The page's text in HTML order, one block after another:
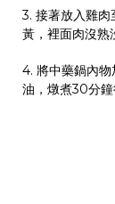
3. 接著放入雞
黃，裡面肉沒熟
4. 將中藥鍋內物
油，燉煮30分